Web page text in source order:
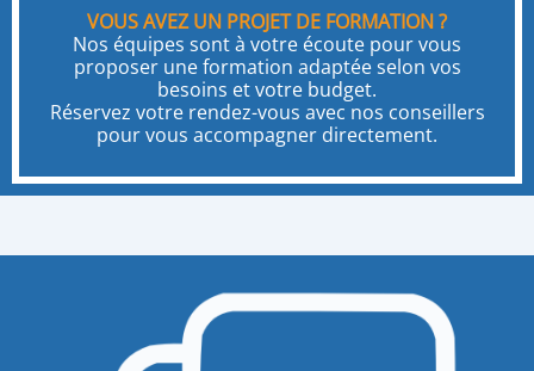
VOUS AVEZ UN PROJET DE FORMATION ?
Nos équipes sont à votre écoute pour vous
proposer une formation adaptée selon vos
besoins et votre budget.
Réservez votre rendez-vous avec nos conseillers
pour vous accompagner directement.